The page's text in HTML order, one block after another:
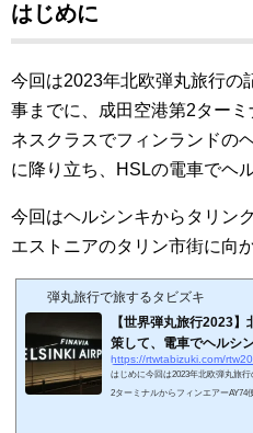
はじめに
今回は2023年北欧弾丸旅行
事までに、成田空港第2ター
ネスクラスでフィンランドの
に降り立ち、HSLの電車でヘ
今回はヘルシンキからタリン
エストニアのタリン市街に向
弾丸旅行で旅するタビズキ
【世界弾丸旅行2023
策して、電車でヘルシ
https://rtwtabizuki.com/
はじめに今回は2023年北欧弾丸旅
2ターミナルからフィンエアーAY74